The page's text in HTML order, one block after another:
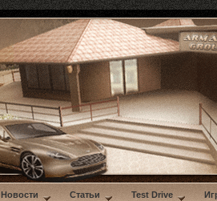
Новости Статьи Test Drive